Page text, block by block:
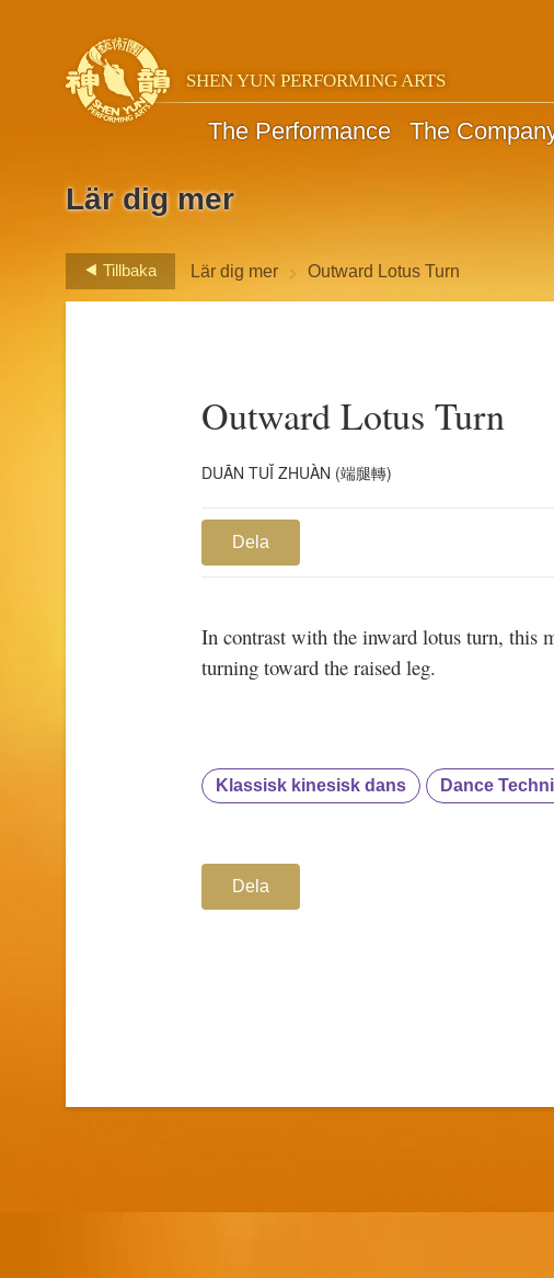
SHEN YUN PERFORMING ARTS
The Performance The
Lär dig mer
Tillbaka Lär dig mer > Outward Lotus Turn
Outward Lotus Turn
DUĀN TUǏ ZHUÀN (端腿轉)
Dela
In contrast with the inward lotus turn, this
turning toward the raised leg.
Klassisk kinesisk dans Dance
Dela